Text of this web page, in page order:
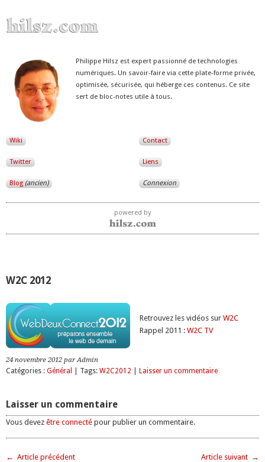
Philippe Hilsz est expert passionné de technologies
numériques. Un savoir-faire via cette plate-forme privée,
optimisée, sécurisée, qui héberge ces contenus. Ce site
sert de bloc-notes utile à tous.
Wiki
Twitter
Blog (ancien)
Contact
Liens
Connexion
powered by
W2C 2012
Retrouvez les vidéos sur W2C
Rappel 2011 : W2C TV
24 novembre 2012 par Admin
Catégories : Général | Tags: W2C2012 Laisser un commentaire
Laisser un commentaire
Vous devez être connecté pour publier un commentaire.
← Article précédent Article suivant →